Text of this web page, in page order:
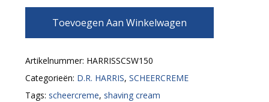
Toevoegen Aan Winkelwagen
Artikelnummer: HARRISSCSW150
Categorieën: D.R. HARRIS, SCHEERCREME
Tags: scheercreme, shaving cream